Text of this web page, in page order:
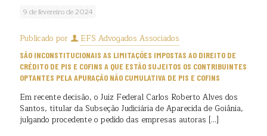
9 de fevereiro de 2024
Publicado por EFS Advogados Associados
SÃO INCONSTITUCIONAIS AS LIMITAÇÕES IMPOSTAS AO DIREITO DE
CRÉDITO DE PIS E COFINS A QUE ESTÃO SUJEITOS OS CONTRIBUINTES
OPTANTES PELA APURAÇÃO NÃO CUMULATIVA DE PIS E COFINS
Em recente decisão, o Juiz Federal Carlos Roberto Alves dos
Santos, titular da Subseção Judiciária de Aparecida de Goiânia,
julgando procedente o pedido das empresas autoras […]